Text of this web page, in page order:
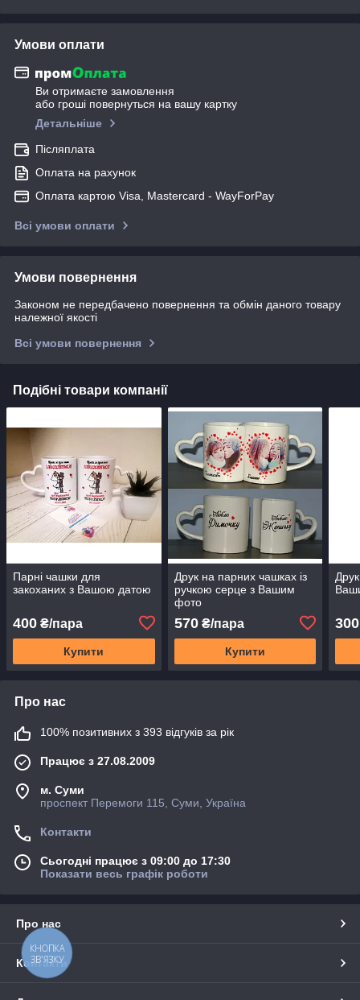
Умови оплати
Ви отримаєте замовлення
або гроші повернуться на вашу картку
Детальніше
Післяплата
Оплата на рахунок
Оплата картою Visa, Mastercard - WayForPay
Всі умови оплати
Умови повернення
Законом не передбачено повернення та обмін даного товару
належної якості
Всі умови повернення
Подібні товари компанії
Парні чашки для
закоханих з Вашою датою
400 ₴/пара
Купити
Друк на парних чашках із
ручкою серце з Вашим
фото
570₴/пара
Купити
300
Про нас
100% позитивних з 393 відгуків за рік
Працює з 27.08.2009
м. Суми
проспект Перемоги 115, Суми, Україна
Контакти
Сьогодні працює з 09:00 до 17:30
Показати весь графік роботи
Про нас
Контакти
КНОПКА
ЗВ'ЯЗКУ